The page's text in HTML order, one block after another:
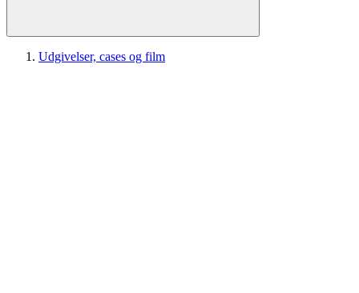
Udgivelser, cases og film